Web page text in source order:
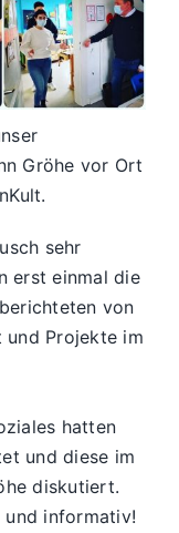
Gröhe vor Ort
sehr
erst einmal die
von
Projekte im
hatten
und diese im
diskutiert.
und informativ!